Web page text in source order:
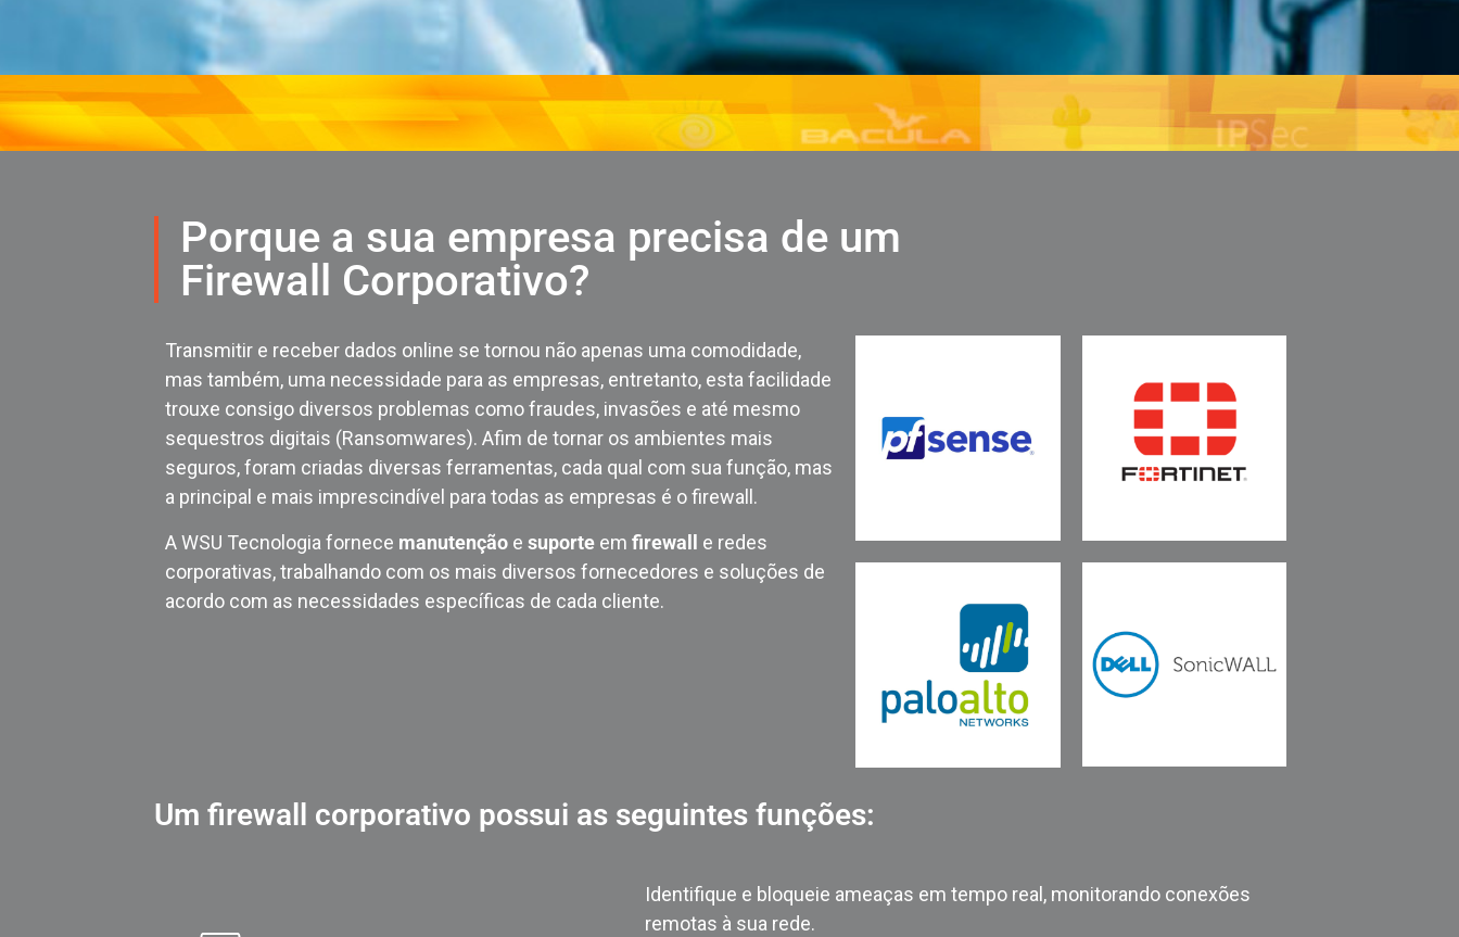
Porque a sua empresa precisa de um
Firewall Corporativo?
Transmitir e receber dados online se tornou não apenas uma comodidade,
mas também, uma necessidade para as empresas, entretanto, esta facilidade
trouxe consigo diversos problemas como fraudes, invasões e até mesmo
sequestros digitais (Ransomwares). Afim de tornar os ambientes mais
seguros, foram criadas diversas ferramentas, cada qual com sua função, mas
a principal e mais imprescindível para todas as empresas é o firewall.
A WSU Tecnologia fornece manutenção e suporte em firewall e redes
corporativas, trabalhando com os mais diversos fornecedores e soluções de
acordo com as necessidades específicas de cada cliente.
Um firewall corporativo possui as seguintes funções:
Identifique e bloqueie ameaças em tempo real, monitorando conexões
remotas à sua rede.